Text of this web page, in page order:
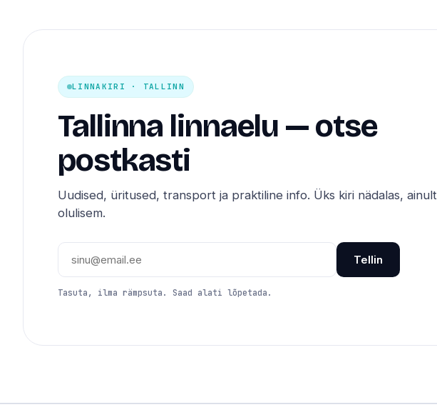
LINNAKIRI · TALLINN
Tallinna linnaelu — otse
postkasti
Uudised, üritused, transport ja praktiline info. Üks kiri nädalas, ainult
olulisem.
Tellin
Tasuta, ilma rämpsuta. Saad alati lõpetada.